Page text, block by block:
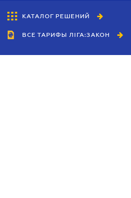
КАТАЛОГ РЕШЕНИЙ
ВСЕ ТАРИФЫ ЛІГА:ЗАКОН